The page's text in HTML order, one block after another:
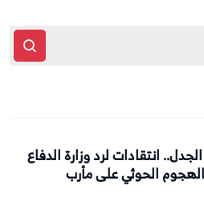
الجدل.. انتقادات لرد وزارة الدفاع
الحوثي على مأرب